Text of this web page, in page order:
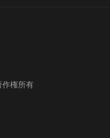
権所有